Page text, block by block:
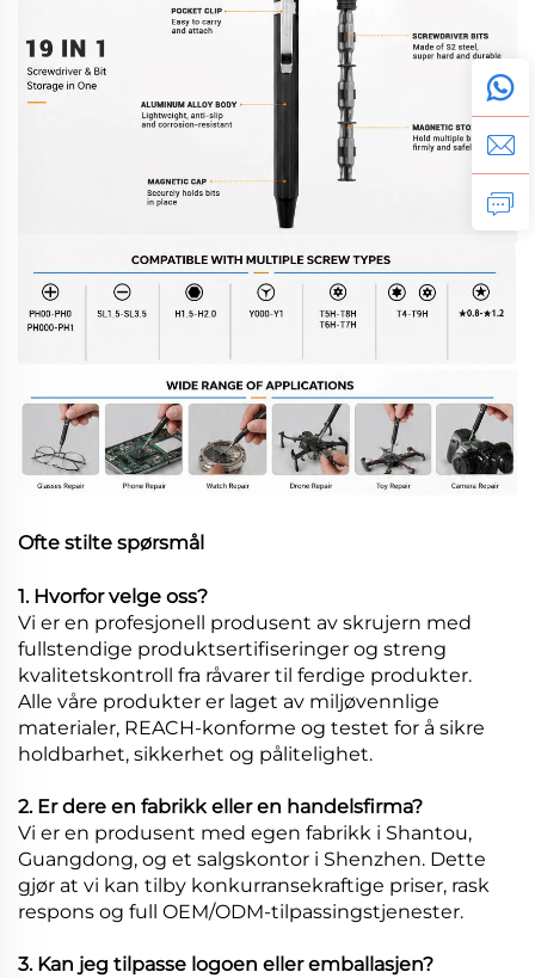
Ofte stilte spørsmål
1. Hvorfor velge oss?
Vi er en profesjonell produsent av skrujern med
fullstendige produktsertifiseringer og streng
kvalitetskontroll fra råvarer til ferdige produkter.
Alle våre produkter er laget av miljøvennlige
materialer, REACH-konforme og testet for å sikre
holdbarhet, sikkerhet og pålitelighet.
2. Er dere en fabrikk eller en handelsfirma?
Vi er en produsent med egen fabrikk i Shantou,
Guangdong, og et salgskontor i Shenzhen. Dette
gjør at vi kan tilby konkurransekraftige priser, rask
respons og full OEM/ODM-tilpassingstjenester.
3. Kan jeg tilpasse logoen eller emballasjen?